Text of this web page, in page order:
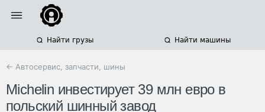
Найти грузы Найти машины
← Автосервис, запчасти, шины
Michelin инвестирует 39 млн евро в
польский шинный завод